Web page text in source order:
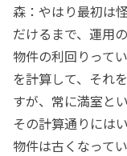
森：やはり最初は
だけるまで、運用
物件の利回りって
を計算して、それ
すが、常に満室と
その計算通りには
物件は古くなって